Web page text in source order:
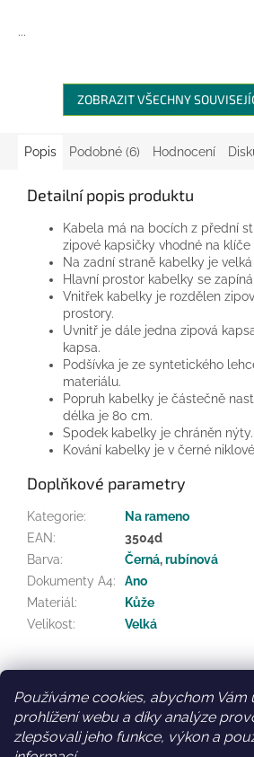
Používáme cookies, abychom Vám
prohlížení webu a díky analýze
zlepšovali jeho funkce, výkon a
...
ZOBRAZIT VŠECHNY
Popis Podobné (6) Hodnocení
Detailní popis produktu
Kabela má na bocích z přední
zipové kapsičky vhodné na
Na zadní straně kabelky je
Hlavní prostor kabelky se
Vnitřek kabelky je rozdělen
prostory.
Uvnitř je dále jedna zipová
kapsa.
Podšívka je ze syntetického
materiálu.
Popruh kabelky je částečně
délka je 80 cm.
Spodek kabelky je chráněn nýty.
Kování kabelky je v černé
Doplňkové parametry
Kategorie:
Na rameno
EAN:
3504d
Barva: Černá,rubínová
Dokumenty A4:
Ano
Materiál :
Kůže
Velikost: Velká
Z
Facebook Věrnostní